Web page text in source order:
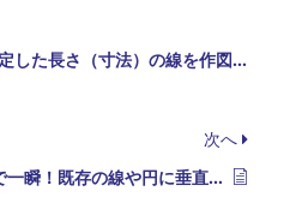
長さ（寸法）の線を作図する方法
次へ
Jw_cad クロックメニューで一瞬！既存の線や円に垂直な線の作図手順（鉛直・円周点）